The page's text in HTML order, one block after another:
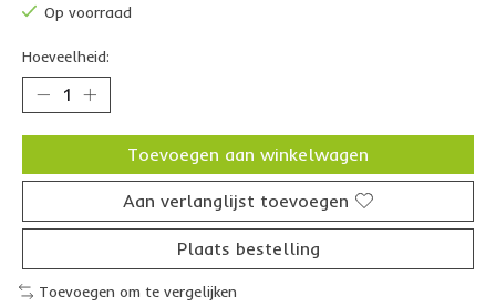
Op voorraad
Hoeveelheid:
Toevoegen aan winkelwagen
Aan verlanglijst toevoegen
Plaats bestelling
Toevoegen om te vergelijken